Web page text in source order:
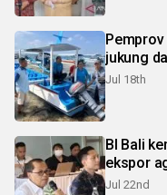
jukung
Jul 18th
BI Bali
ekspor
Jul 22nd